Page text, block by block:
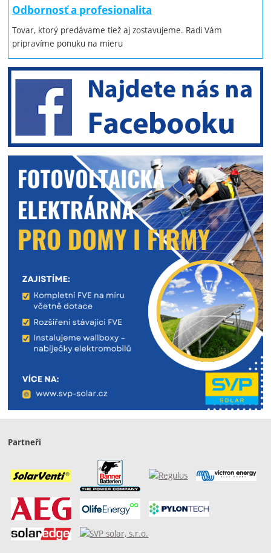
Odbornosť a profesionalita
Tovar, ktorý predávame tiež aj zostavujeme. Radi Vám
pripravíme ponuku na mieru
Partneři